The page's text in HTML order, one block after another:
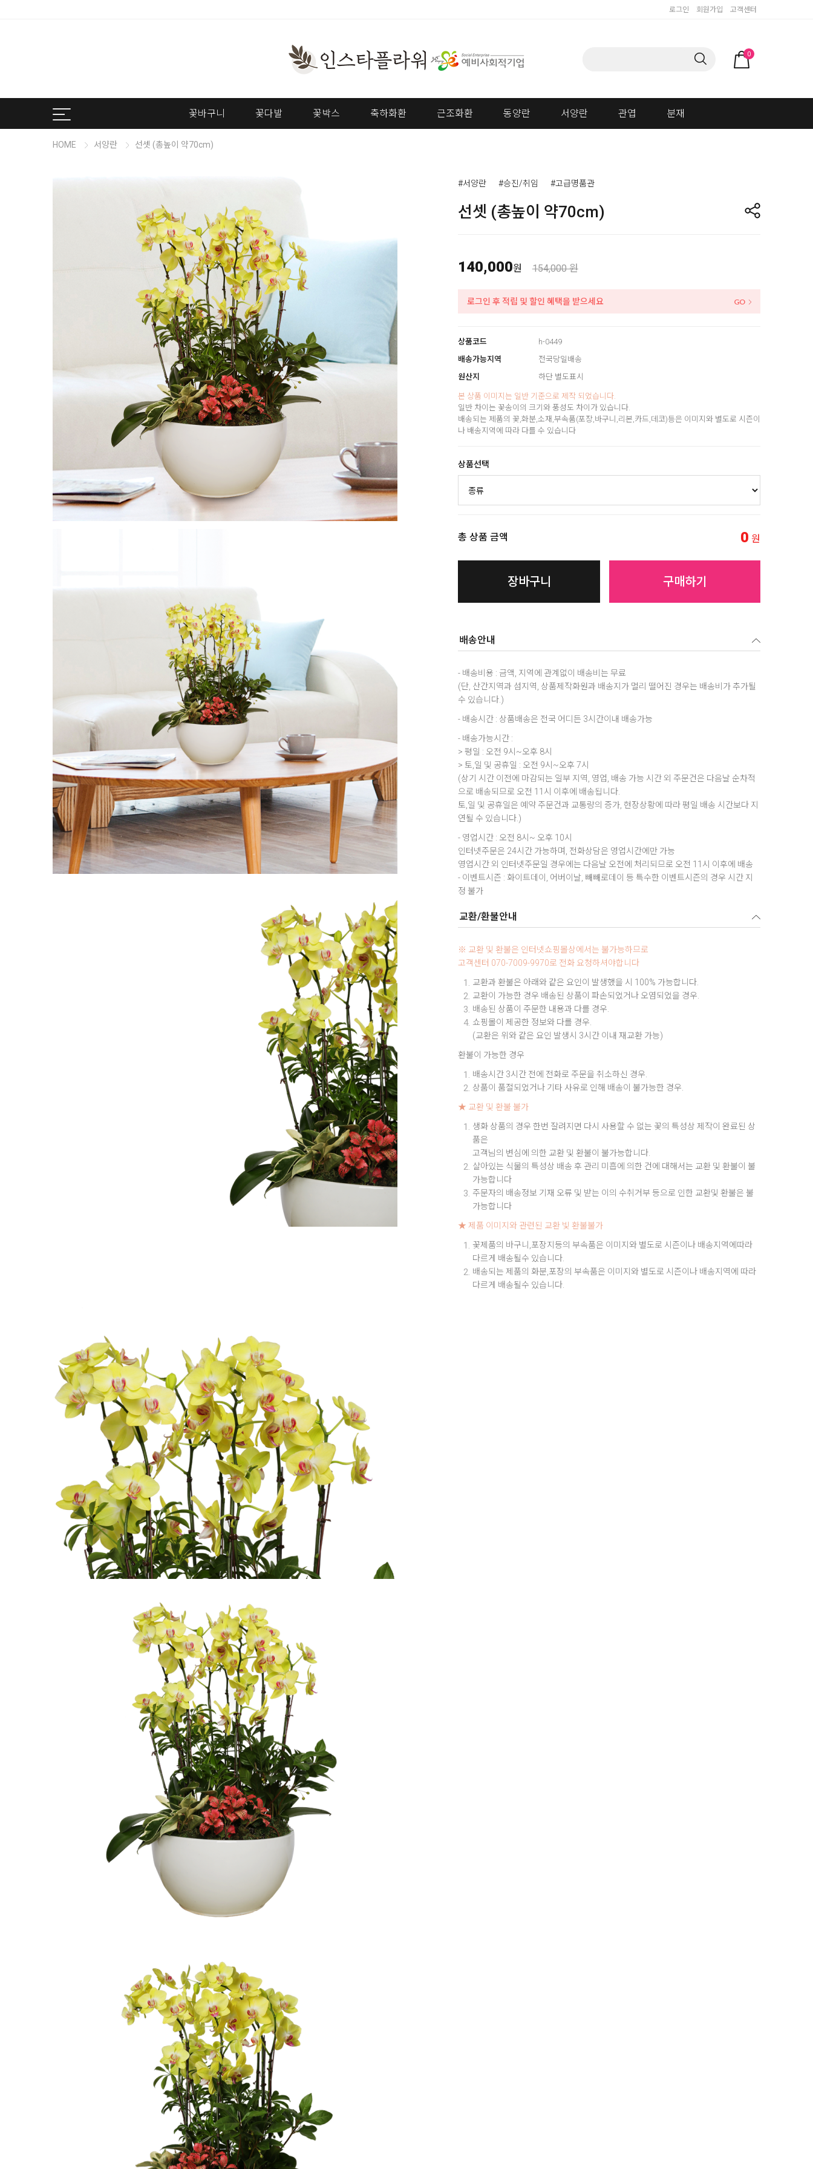
로그인 회원가입 고객센터
0
꽃바구니 꽃다발 꽃박스 축하화환 근조화환 동양란 서양란 관엽 분재
HOME 서양란 선셋 (총높이 약70cm)
#서양란 #승진/취임 #고급명품관
선셋 (총높이 약70cm)
140,000원 154,000 원
로그인 후 적립 및 할인 혜택을 받으세요
상품코드
h-0449
배송가능지역
전국당일배송
원산지
하단 별도표시
본 상품 이미지는 일반 기준으로 제작 되었습니다.
일반 차이는 꽃송이의 크기와 풍성도 차이가 있습니다.
배송되는 제품의 꽃,화분,소재,부속품(포장,바구니,리본,카드,데코)등은 이미지와 별도로 시즌이
나 배송지역에 따라 다를 수 있습니다
상품선택
총 상품 금액 0 원
장바구니 구매하기
배송안내
- 배송비용 : 금액, 지역에 관계없이 배송비는 무료
(단, 산간지역과 섬지역, 상품제작화원과 배송지가 멀리 떨어진 경우는 배송비가 추가될
수 있습니다.)
- 배송시간 : 상품배송은 전국 어디든 3시간이내 배송가능
- 배송가능시간 :
> 평일 : 오전 9시~오후 8시
> 토,일 및 공휴일 : 오전 9시~오후 7시
(상기 시간 이전에 마감되는 일부 지역, 영업, 배송 가능 시간 외 주문건은 다음날 순차적
으로 배송되므로 오전 11시 이후에 배송됩니다.
토,일 및 공휴일은 예약 주문건과 교통량의 증가, 현장상황에 따라 평일 배송 시간보다 지
연될 수 있습니다.)
- 영업시간 : 오전 8시~ 오후 10시
인터넷주문은 24시간 가능하며, 전화상담은 영업시간에만 가능
영업시간 외 인터넷주문일 경우에는 다음날 오전에 처리되므로 오전 11시 이후에 배송
- 이벤트시즌 : 화이트데이, 어버이날, 빼빼로데이 등 특수한 이벤트시즌의 경우 시간 지
정 불가
교환/환불안내
※ 교환 및 환불은 인터넷쇼핑몰상에서는 불가능하므로
고객센터 070-7009-9970로 전화 요청하셔야합니다
교환과 환불은 아래와 같은 요인이 발생했을 시 100% 가능합니다.
교환이 가능한 경우 배송된 상품이 파손되었거나 오염되었을 경우.
배송된 상품이 주문한 내용과 다를 경우.
쇼핑몰이 제공한 정보와 다를 경우.
(교환은 위와 같은 요인 발생시 3시간 이내 재교환 가능)
환불이 가능한 경우
배송시간 3시간 전에 전화로 주문을 취소하신 경우.
상품이 품절되었거나 기타 사유로 인해 배송이 불가능한 경우.
★ 교환 및 환불 불가
생화 상품의 경우 한번 잘려지면 다시 사용할 수 없는 꽃의 특성상 제작이 완료된 상
품은
고객님의 변심에 의한 교환 및 환불이 불가능합니다.
살아있는 식물의 특성상 배송 후 관리 미흡에 의한 건에 대해서는 교환 및 환불이 불
가능합니다
주문자의 배송정보 기재 오류 및 받는 이의 수취거부 등으로 인한 교환및 환불은 불
가능합니다
★ 제품 이미지와 관련된 교환 빛 환불불가
꽃제품의 바구니,포장지등의 부속품은 이미지와 별도로 시즌이나 배송지역에따라
다르게 배송될수 있습니다.
배송되는 제품의 화분,포장의 부속품은 이미지와 별도로 시즌이나 배송지역에 따라
다르게 배송될수 있습니다.